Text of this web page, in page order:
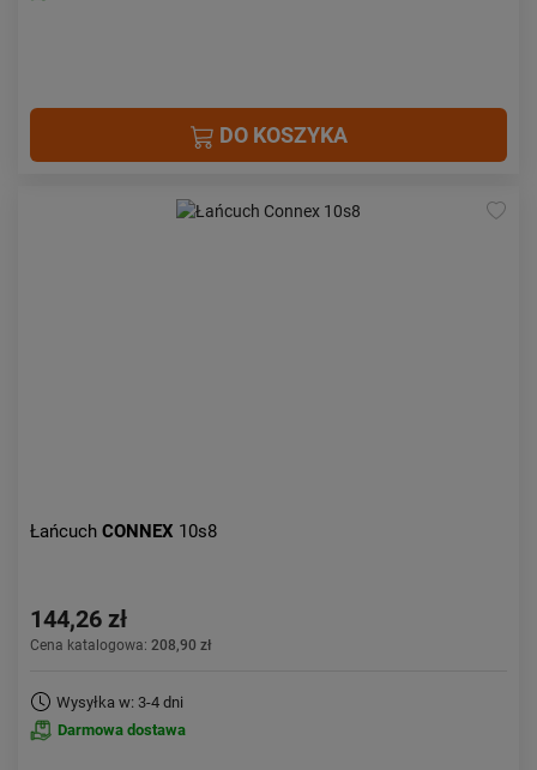
DO KOSZYKA
Łańcuch CONNEX 10s8
144,26 zł
Cena katalogowa: 208,90 zł
Wysyłka w: 3-4 dni
Darmowa dostawa